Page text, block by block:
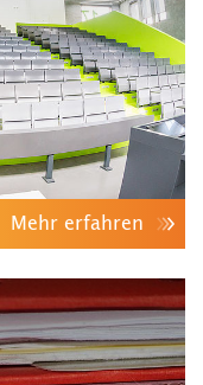
Mehr erfahren